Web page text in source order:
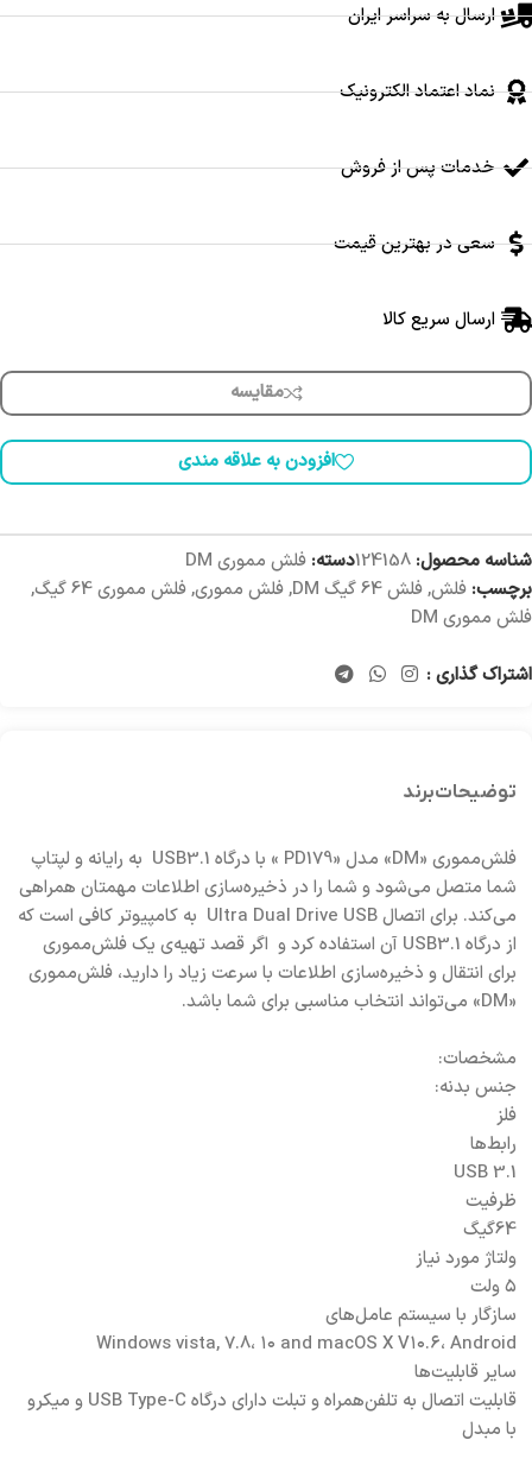
ارسال به سراسر ایران
نماد اعتماد الکترونیک
خدمات پس از فروش
سعی در بهترین قیمت
ارسال سریع کالا
مقایسه
افزودن به علاقه مندی
شناسه محصول: 124158دسته: فلش مموری DM
برچسب: فلش,فلش 64 گیگ DM ,فلش مموری,فلش مموری 64 گیگ
,
فلش مموری DM
اشتراک گذاری :
توضیحاتبرند
فلش‌مموری «DM» مدل «PD179 » با درگاه USB3.1 به رایانه و لپتاپ
شما متصل می‌شود و شما را در ذخیره‌سازی اطلاعات مهمتان همراهی
می‌کند. برای اتصال Ultra Dual Drive USB به کامپیوتر کافی است که
از درگاه USB3.1 آن استفاده کرد و اگر قصد تهیه‌ی یک فلش‌مموری
برای انتقال و ذخیره‌سازی اطلاعات با سرعت زیاد را دارید، فلش‌مموری
«DM» می‌تواند انتخاب مناسبی برای شما باشد.
مشخصات:
جنس بدنه:
فلز
رابط‌ها
USB 3.1
ظرفیت
64گیگ
ولتاژ مورد نیاز
۵ ولت
سازگار با سیستم عامل‌های
Windows vista, ۷.۸، ۱۰ and macOS X V۱۰.۶، Android
سایر قابلیت‌ها
قابلیت اتصال به تلفن‌همراه و تبلت دارای درگاه USB Type-C و میکرو
با مبدل